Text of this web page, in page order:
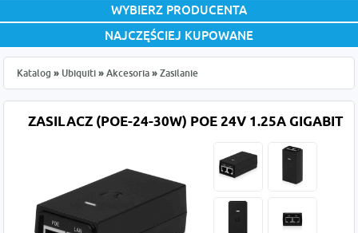
WYBIERZ PRODUCENTA
NAJCZĘŚCIEJ KUPOWANE
Katalog » Ubiquiti » Akcesoria » Zasilanie
ZASILACZ (POE-24-30W) POE 24V 1.25A GIGABIT